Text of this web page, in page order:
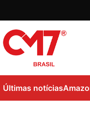
Últimas notícias